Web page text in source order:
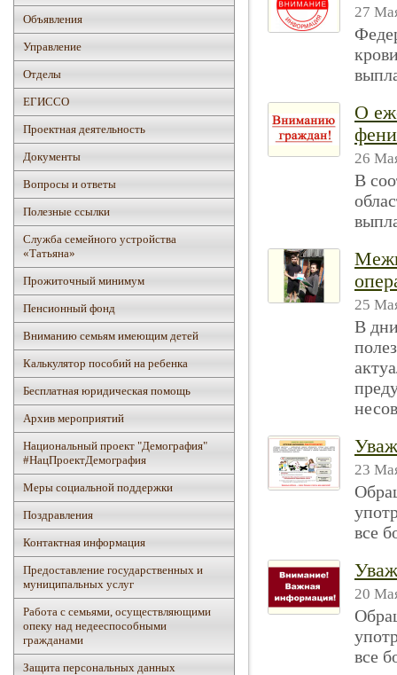
Объявления
Управление
Отделы
ЕГИССО
Проектная деятельность
Документы
Вопросы и ответы
Полезные ссылки
Служба семейного устройства
«Татьяна»
Прожиточный минимум
Пенсионный фонд
Вниманию семьям имеющим детей
Калькулятор пособий на ребенка
Бесплатная юридическая помощь
Архив мероприятий
Национальный проект "Демография"
#НацПроектДемография
Mеры социальной поддержки
Поздравления
Контактная информация
Предоставление государственных и
муниципальных услуг
Работа с семьями, осуществляющими
опеку над недееспособными
гражданами
Защита персональных данных
27
О
26
В
25
В
23
все
20
все